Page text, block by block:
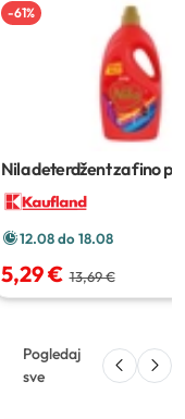
-61%
Nila deterdžent za fino
12.08 do 18.08
5,29 € 13,69 €
Pogledaj
sve